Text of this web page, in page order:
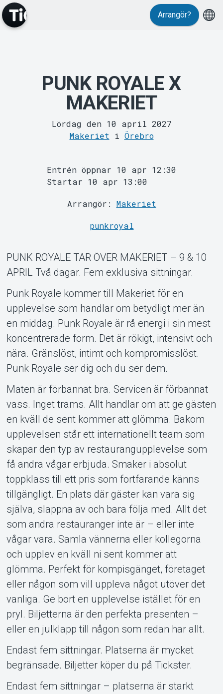
Evenemang
MyTickster
Support
Om Tickster
Arrangör?
PUNK ROYALE X
MAKERIET
Lördag den 10 april 2027
Makeriet i Örebro
Entrén öppnar 10 apr 12:30
Startar 10 apr 13:00
Arrangör: Makeriet
punkroyal
PUNK ROYALE TAR ÖVER MAKERIET – 9 & 10
APRIL Två dagar. Fem exklusiva sittningar.
Punk Royale kommer till Makeriet för en
upplevelse som handlar om betydligt mer än
en middag. Punk Royale är rå energi i sin mest
koncentrerade form. Det är rökigt, intensivt och
nära. Gränslöst, intimt och kompromisslöst.
Punk Royale ser dig och du ser dem.
Maten är förbannat bra. Servicen är förbannat
vass. Inget trams. Allt handlar om att ge gästen
en kväll de sent kommer att glömma. Bakom
upplevelsen står ett internationellt team som
skapar den typ av restaurangupplevelse som
få andra vågar erbjuda. Smaker i absolut
toppklass till ett pris som fortfarande känns
tillgängligt. En plats där gäster kan vara sig
själva, slappna av och bara följa med. Allt det
som andra restauranger inte är – eller inte
vågar vara. Samla vännerna eller kollegorna
och upplev en kväll ni sent kommer att
glömma. Perfekt för kompisgänget, företaget
eller någon som vill uppleva något utöver det
vanliga. Ge bort en upplevelse istället för en
pryl. Biljetterna är den perfekta presenten –
eller en julklapp till någon som redan har allt.
Endast fem sittningar. Platserna är mycket
begränsade. Biljetter köper du på Tickster.
Endast fem sittningar – platserna är starkt